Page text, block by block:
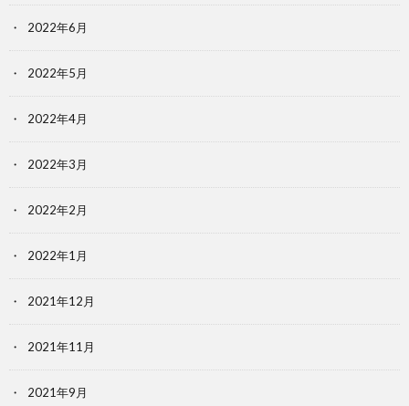
2022年6月
2022年5月
2022年4月
2022年3月
2022年2月
2022年1月
2021年12月
2021年11月
2021年9月